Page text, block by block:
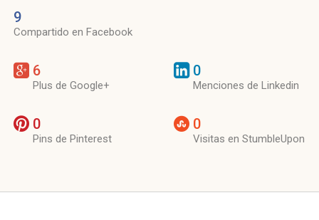
9
Compartido en Facebook
6
Plus de Google+
0
Menciones de Linkedin
0
Pins de Pinterest
0
Visitas en StumbleUpon